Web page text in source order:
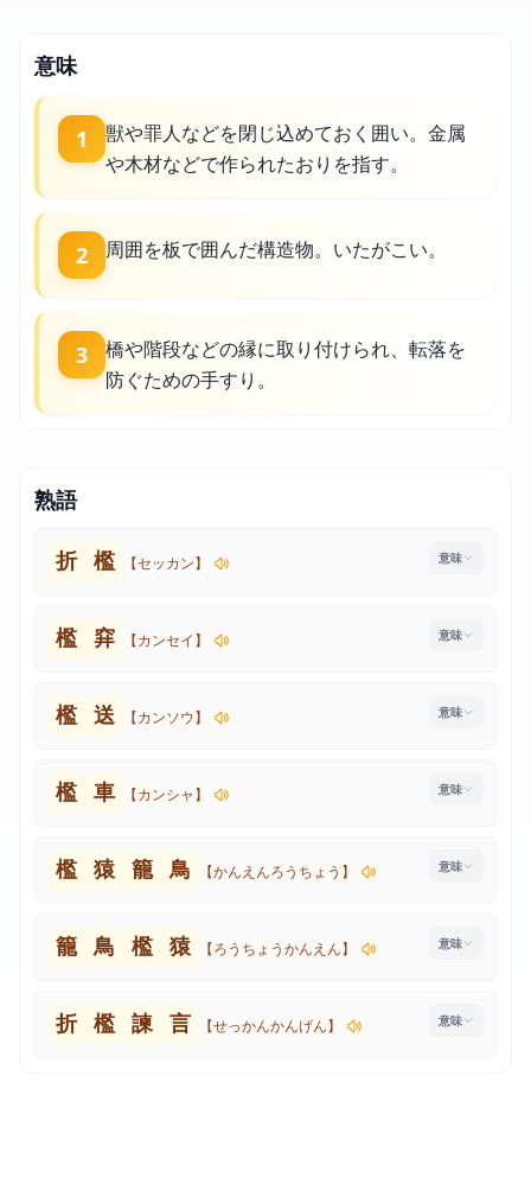
意味
1
獣や罪人などを閉じ込めておく囲い。金属
や木材などで作られたおりを指す。
2 周囲を板で囲んだ構造物。いたがこい。
3
橋や階段などの縁に取り付けられ、転落を
防ぐための手すり。
熟語
折 檻 【セッカン】
檻 穽 【カンセイ】
檻 送 【カンソウ】
檻 車 【カンシャ】
檻 猿 籠 鳥 【かんえんろうちょう】
籠 鳥 檻 猿 【ろうちょうかんえん】
折 檻 諫 言 【せっかんかんげん】